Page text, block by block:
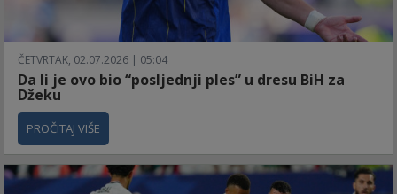
ČETVRTAK, 02.07.2026 | 05:04
Da li je ovo bio “posljednji ples” u dresu BiH za
Džeku
PROČITAJ VIŠE